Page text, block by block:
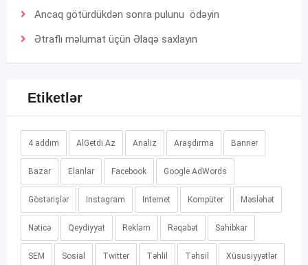
Ancaq götürdükdən sonra pulunu ödəyin
Ətraflı məlumat üçün Əlaqə saxlayın
Etiketlər
4 addım AlGetdi.Az Analiz Araşdırma Banner
Bazar Elanlar Facebook Google AdWords
Göstərişlər Instagram Internet Kompüter Məsləhət
Nəticə Qeydiyyat Reklam Rəqabət Sahibkar
SEM Sosial Twitter Təhlil Təhsil Xüsusiyyətlər